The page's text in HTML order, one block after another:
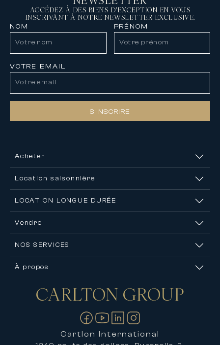
ACCÉDEZ À DES BIENS D'EXCEPTION EN VOUS
INSCRIVANT À NOTRE NEWSLETTER EXCLUSIVE.
NOM PRÉNOM
VOTRE EMAIL
S’INSCRIRE
Acheter
Location saisonnière
LOCATION LONGUE DURÉE
Vendre
NOS SERVICES
À propos
Nous contacter
CARLTON GROUP
Cartlon International